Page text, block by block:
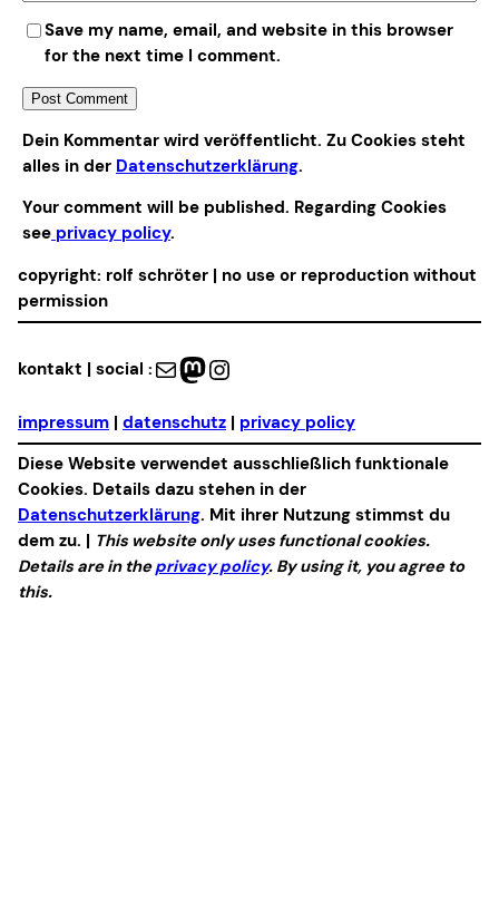
Save my name, email, and website in this browser
for the next time I comment.
Alternative:
Dein Kommentar wird veröffentlicht. Zu Cookies steht
alles in der Datenschutzerklärung.
Your comment will be published. Regarding Cookies
see privacy policy.
copyright: rolf schröter | no use or reproduction without
permission
kontakt | social : Mail Mastodon Instagram
impressum | datenschutz | privacy policy
Diese Website verwendet ausschließlich funktionale
Cookies. Details dazu stehen in der
Datenschutzerklärung. Mit ihrer Nutzung stimmst du
dem zu. | This website only uses functional cookies.
Details are in theprivacy policy. By using it, you agree to
this.